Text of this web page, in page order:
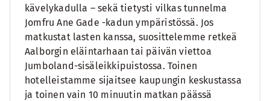
kävelykadulla – sekä tietysti vilkas tunnelma
Jomfru Ane Gade -kadun ympäristössä. Jos
matkustat lasten kanssa, suosittelemme retkeä
Aalborgin eläintarhaan tai päivän viettoa
Jumboland-sisäleikkipuistossa. Toinen
hotelleistamme sijaitsee kaupungin keskustassa
ja toinen vain 10 minuutin matkan päässä